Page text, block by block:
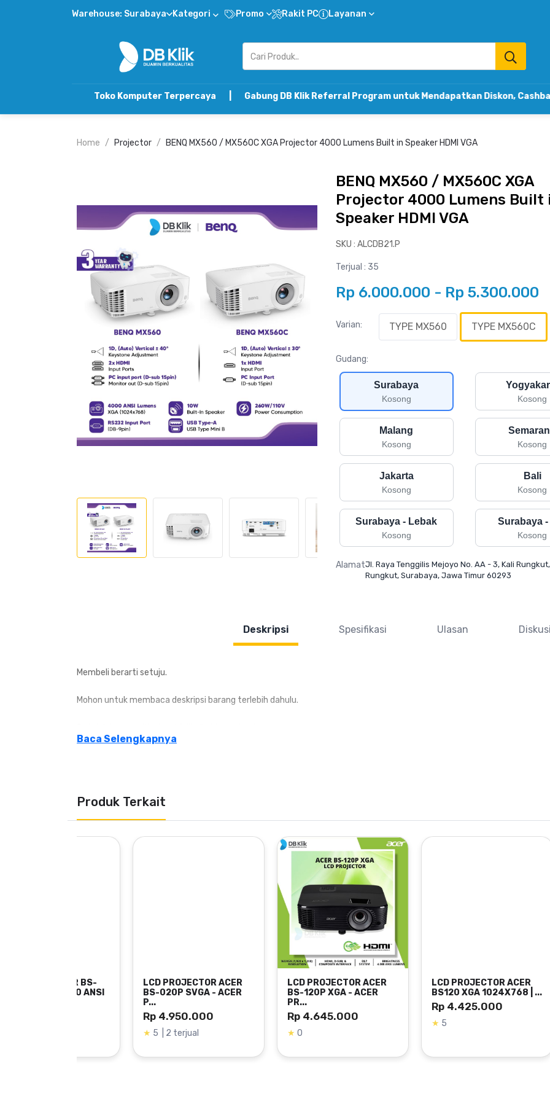
Warehouse: Surabaya Kategori Promo Rakit PC Layanan
Toko Komputer Terpercaya | Gabung DB Klik Referral Program untuk Mendapatkan Diskon, Cashback &
Home Projector BENQ MX560 / MX560C XGA Projector 4000 Lumens Built in Speaker HDMI VGA
BENQ MX560 / MX560C XGA
Projector 4000 Lumens Built
Speaker HDMI VGA
SKU : ALCDB21.P
Terjual : 35
Rp 6.000.000 - Rp 5.300.000
Varian: TYPE MX560 TYPE MX560C
Gudang:
Surabaya
Kosong Kosong
Malang
Kosong Kosong
Jakarta
Kosong
Bali
Kosong
Surabaya - Lebak
Kosong
Surabaya -
Kosong
AlamatJl. Raya Tenggilis Mejoyo No. AA - 3, Kali Rungkut,
Rungkut, Surabaya, Jawa Timur 60293
Deskripsi Spesifikasi Ulasan Diskusi
Membeli berarti setuju.
Mohon untuk membaca deskripsi barang terlebih dahulu.
Apabila tidak menambahkan Bubble + Triplek dan Asuransi maka Segala Kerusakan dan Kehilangan bukan Tanggung
MX560 punya keystone ±40°, sedangkan MX560C ±30°. Kalau akan diproyeksikan dari sudut yang agak ekstrem, ini
Kedua model punya mode hemat (SmartEco), tetapi pada MX560C ada klaim pengurangan daya lampu hingga 70%
Koneksi :
MX560 memiliki koneksi lebih banyak dibanding MX560C
Baca Selengkapnya
Produk Terkait
LCD PROJECTOR ACER
BS-020P SVGA - ACER
LCD PROJECTOR ACER
BS-120P XGA - ACER
Rp 4.645.000
★0
LCD PROJECTOR ACER
BS120 XGA 1024X768 | ...
★ 5
LCD PROJECTOR
1450 XGA 3000
...